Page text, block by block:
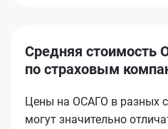
Средняя стоимость
по страховым
Цены на ОСАГО в разных
могут значительно